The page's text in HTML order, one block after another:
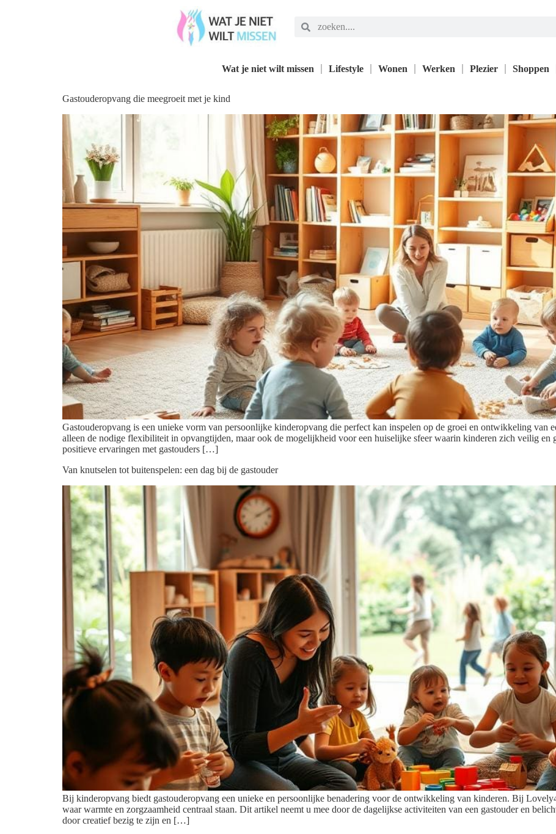
Wat je niet wilt missen Lifestyle Wonen Werken Plezier Shoppen
Gastouderopvang die meegroeit met je kind
Gastouderopvang is een unieke vorm van persoonlijke kinderopvang die perfect kan inspelen op de groei en ontwikkeling van
alleen de nodige flexibiliteit in opvangtijden, maar ook de mogelijkheid voor een huiselijke sfeer waarin kinderen zich veilig en
positieve ervaringen met gastouders […]
Van knutselen tot buitenspelen: een dag bij de gastouder
Bij kinderopvang biedt gastouderopvang een unieke en persoonlijke benadering voor de ontwikkeling van kinderen. Bij
waar warmte en zorgzaamheid centraal staan. Dit artikel neemt u mee door de dagelijkse activiteiten van een gastouder en
door creatief bezig te zijn en […]